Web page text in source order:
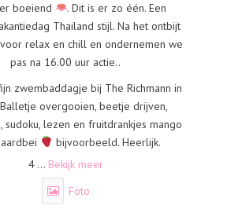
boeiend
. Dit is er zo één. Een
Thailand stijl. Na het ontbijt
relax en chill en ondernemen we
pas na 16.00 uur actie..
zwembaddagje bij The Richmann in
Balletje overgooien, beetje drijven,
sudoku, lezen en fruitdrankjes mango
bijvoorbeeld. Heerlijk.
4 ... Bekijk meer
Foto